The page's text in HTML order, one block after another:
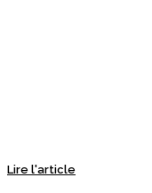
Lire l'article